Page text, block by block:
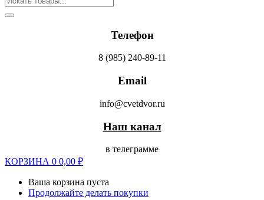
Телефон
8 (985) 240-89-11
Email
info@cvetdvor.ru
Наш канал
в телеграмме
КОРЗИНА 0 0,00 ₽
Ваша корзина пуста
Продолжайте делать покупки